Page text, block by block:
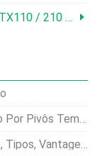
De Fluxo De Irrigação De Turbina De Inserção
Tem Vantagens
- Um Guia Completo